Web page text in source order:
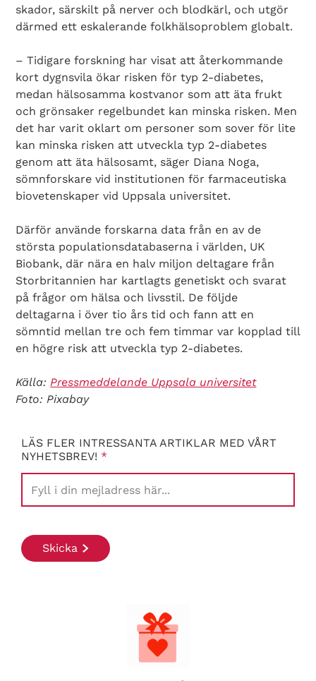
Search Diabetes Wellness Sverige
skador, särskilt på nerver och blodkärl, och utgör
därmed ett eskalerande folkhälsoproblem globalt.
– Tidigare forskning har visat att återkommande
kort dygnsvila ökar risken för typ 2-diabetes,
medan hälsosamma kostvanor som att äta frukt
och grönsaker regelbundet kan minska risken. Men
det har varit oklart om personer som sover för lite
kan minska risken att utveckla typ 2-diabetes
genom att äta hälsosamt, säger Diana Noga,
sömnforskare vid institutionen för farmaceutiska
biovetenskaper vid Uppsala universitet.
Därför använde forskarna data från en av de
största populationsdatabaserna i världen, UK
Biobank, där nära en halv miljon deltagare från
Storbritannien har kartlagts genetiskt och svarat
på frågor om hälsa och livsstil. De följde
deltagarna i över tio års tid och fann att en
sömntid mellan tre och fem timmar var kopplad till
en högre risk att utveckla typ 2-diabetes.
Källa:Pressmeddelande Uppsala universitet
Foto: Pixabay
LÄS FLER INTRESSANTA ARTIKLAR MED VÅRT
NYHETSBREV! *